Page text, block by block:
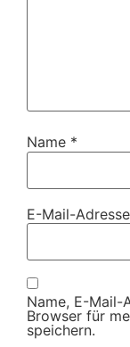
Name *
E-Mail-Adresse
Name, E-Mail-
Browser für
speichern.